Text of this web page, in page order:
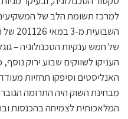
למרכז תשומת הלב של
של חמש ענקיות הטכנולוגיה –
העניקו לשווקים שבוע ירוק
האנליסטים וסיפקו תחזיות
מבחינת השוק היה התרומה
המלאכותית לצמיחה בהכנסות